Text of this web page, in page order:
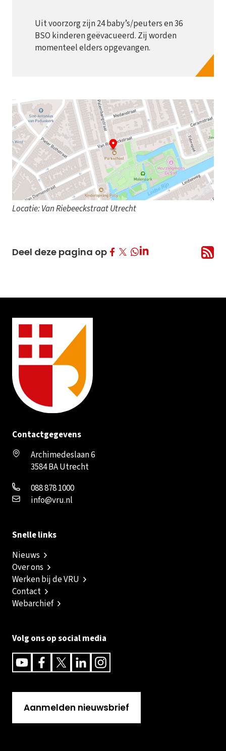
Uit voorzorg zijn 24 baby’s/peuters en 36
BSO kinderen geëvacueerd. Zij worden
momenteel elders opgevangen.
Locatie: Van Riebeeckstraat Utrecht
Deel deze pagina opDeel op Facebook
Deel op Twitter
Deel op Whatsapp
Deel op LinkedIn
Contactgegevens
Archimedeslaan 6
3584 BA Utrecht
088 878 1000
info@vru.nl
Snelle links
Nieuws
Over ons
Werken bij de VRU
Contact
Webarchief
Volg ons op social media
YoutubeFacebookTwitterLinkedinInstagram
Aanmelden nieuwsbrief